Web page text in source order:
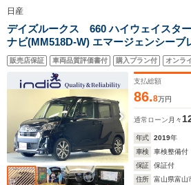
日産
デイズルークス 660 ハイウェイスタ
ナビ(MM518D-W) エマージェンシーブ
ビューモニター ETC 後席シートバック
ドライト レーンアシスト 純正アルミホ
スライドドア
販売店保証 車両品質評価書付 購入プラン付 オンラ
支払総額
86.8万円
通常ローン 月々
年式 2019年
車検
車検整備付
保証
保証付
住所
富山県富山